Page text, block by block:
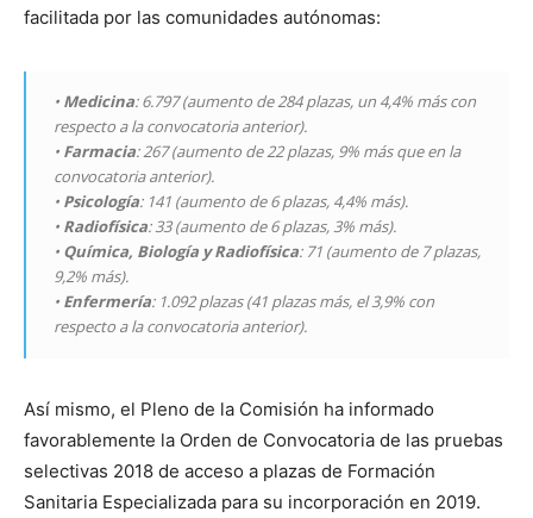
facilitada por las comunidades autónomas:
• Medicina: 6.797 (aumento de 284 plazas, un 4,4% más con
respecto a la convocatoria anterior).
• Farmacia: 267 (aumento de 22 plazas, 9% más que en la
convocatoria anterior).
• Psicología: 141 (aumento de 6 plazas, 4,4% más).
• Radiofísica: 33 (aumento de 6 plazas, 3% más).
• Química, Biología y Radiofísica: 71 (aumento de 7 plazas,
9,2% más).
• Enfermería: 1.092 plazas (41 plazas más, el 3,9% con
respecto a la convocatoria anterior).
Así mismo, el Pleno de la Comisión ha informado
favorablemente la Orden de Convocatoria de las pruebas
selectivas 2018 de acceso a plazas de Formación
Sanitaria Especializada para su incorporación en 2019.